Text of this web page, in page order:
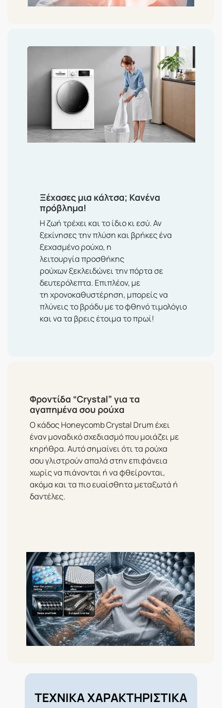
Ξέχασες μια κάλτσα; Κανένα
πρόβλημα!
Η ζωή τρέχει και το ίδιο κι εσύ. Αν
ξεκίνησες την πλύση και βρήκες ένα
ξεχασμένο ρούχο, η
λειτουργίαπροσθήκης
ρούχωνξεκλειδώνει την πόρτα σε
δευτερόλεπτα. Επιπλέον, με
τηχρονοκαθυστέρηση, μπορείς να
πλύνεις το βράδυ με το φθηνό τιμολόγιο
και να τα βρεις έτοιμα το πρωί!
Φροντίδα “Crystal” για τα
αγαπημένα σου ρούχα
Ο κάδος Honeycomb Crystal Drumέχει
έναν μοναδικό σχεδιασμό που μοιάζει με
κηρήθρα. Αυτό σημαίνει ότι τα ρούχα
σου γλιστρούν απαλά στην επιφάνεια
χωρίς να πιάνονται ή να φθείρονται,
ακόμα και τα πιο ευαίσθητα μεταξωτά ή
δαντέλες.
ΤΕΧΝΙΚΑ ΧΑΡΑΚΤΗΡΙΣΤΙΚΑ